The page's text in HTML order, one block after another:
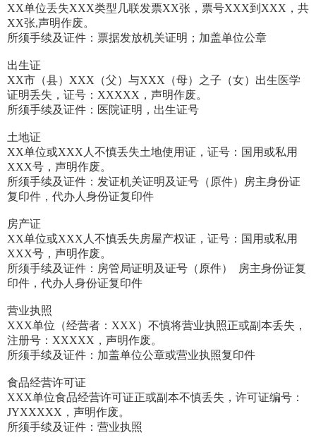
XX单位丢失XXX类型几联发票XX张，票号XXX到XXX，共
XX张,声明作废。
所须手续及证件：票据发放机关证明；加盖单位公章
出生证
XX市（县）XXX（父）与XXX（母）之子（女）出生医学
证明丢失，证号：XXXXX，声明作废。
所须手续及证件：医院证明，出生证号
土地证
XX单位或XXX人不慎丢失土地使用证，证号：国用或私用
XXX号，声明作废。
所须手续及证件：发证机关证明及证号（原件）房主身份证
复印件，代办人身份证复印件
房产证
XX单位或XXX人不慎丢失房屋产权证，证号：国用或私用
XXX号，声明作废。
所须手续及证件：房管局证明及证号（原件） 房主身份证复
印件，代办人身份证复印件
营业执照
XXX单位（经营者：XXX）不慎将营业执照正或副本丢失，
注册号：XXXXX，声明作废。
所须手续及证件：加盖单位公章或营业执照复印件
食品经营许可证
XXX单位食品经营许可证正或副本不慎丢失，许可证编号：
JYXXXXX，声明作废。
所须手续及证件：营业执照